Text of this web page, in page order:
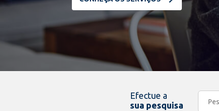
Efectue a
sua pesquisa